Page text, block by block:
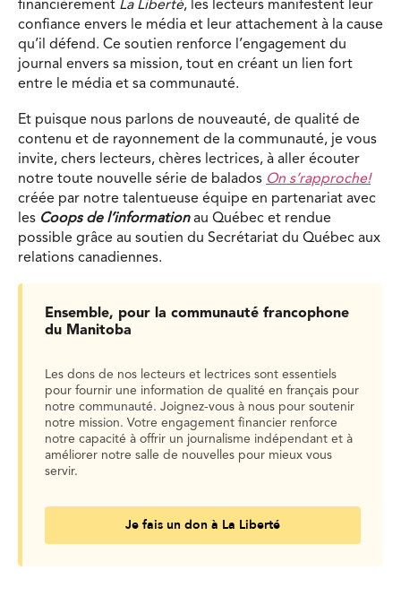
financièrement La Liberté, les lecteurs manifestent leur
confiance envers le média et leur attachement à la cause
qu’il défend. Ce soutien renforce l’engagement du
journal envers sa mission, tout en créant un lien fort
entre le média et sa communauté.
Et puisque nous parlons de nouveauté, de qualité de
contenu et de rayonnement de la communauté, je vous
invite, chers lecteurs, chères lectrices, à aller écouter
notre toute nouvelle série de balados On s’rapproche!
créée par notre talentueuse équipe en partenariat avec
les Coops de l’informationau Québec et rendue
possible grâce au soutien du Secrétariat du Québec aux
relations canadiennes.
Ensemble, pour la communauté francophone
du Manitoba
Les dons de nos lecteurs et lectrices sont essentiels
pour fournir une information de qualité en français pour
notre communauté. Joignez-vous à nous pour soutenir
notre mission. Votre engagement financier renforce
notre capacité à offrir un journalisme indépendant et à
améliorer notre salle de nouvelles pour mieux vous
servir.
Je fais un don à La Liberté